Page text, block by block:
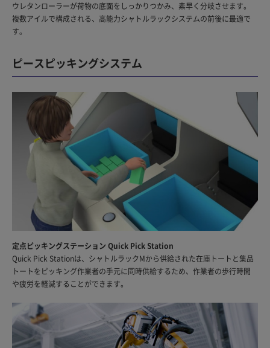
ウレタンローラーが荷物の底面をしっかりつかみ、素早く分岐させます。
複数アイルで構成される、高能力シャトルラックシステムの前後に最適で
す。
ピースピッキングシステム
定点ピッキングステーション Quick Pick Station
Quick Pick Stationは、シャトルラックMから供給された在庫トートと集品
トートをピッキング作業者の手元に同時供給するため、作業者の歩行時間
や疲労を軽減することができます。